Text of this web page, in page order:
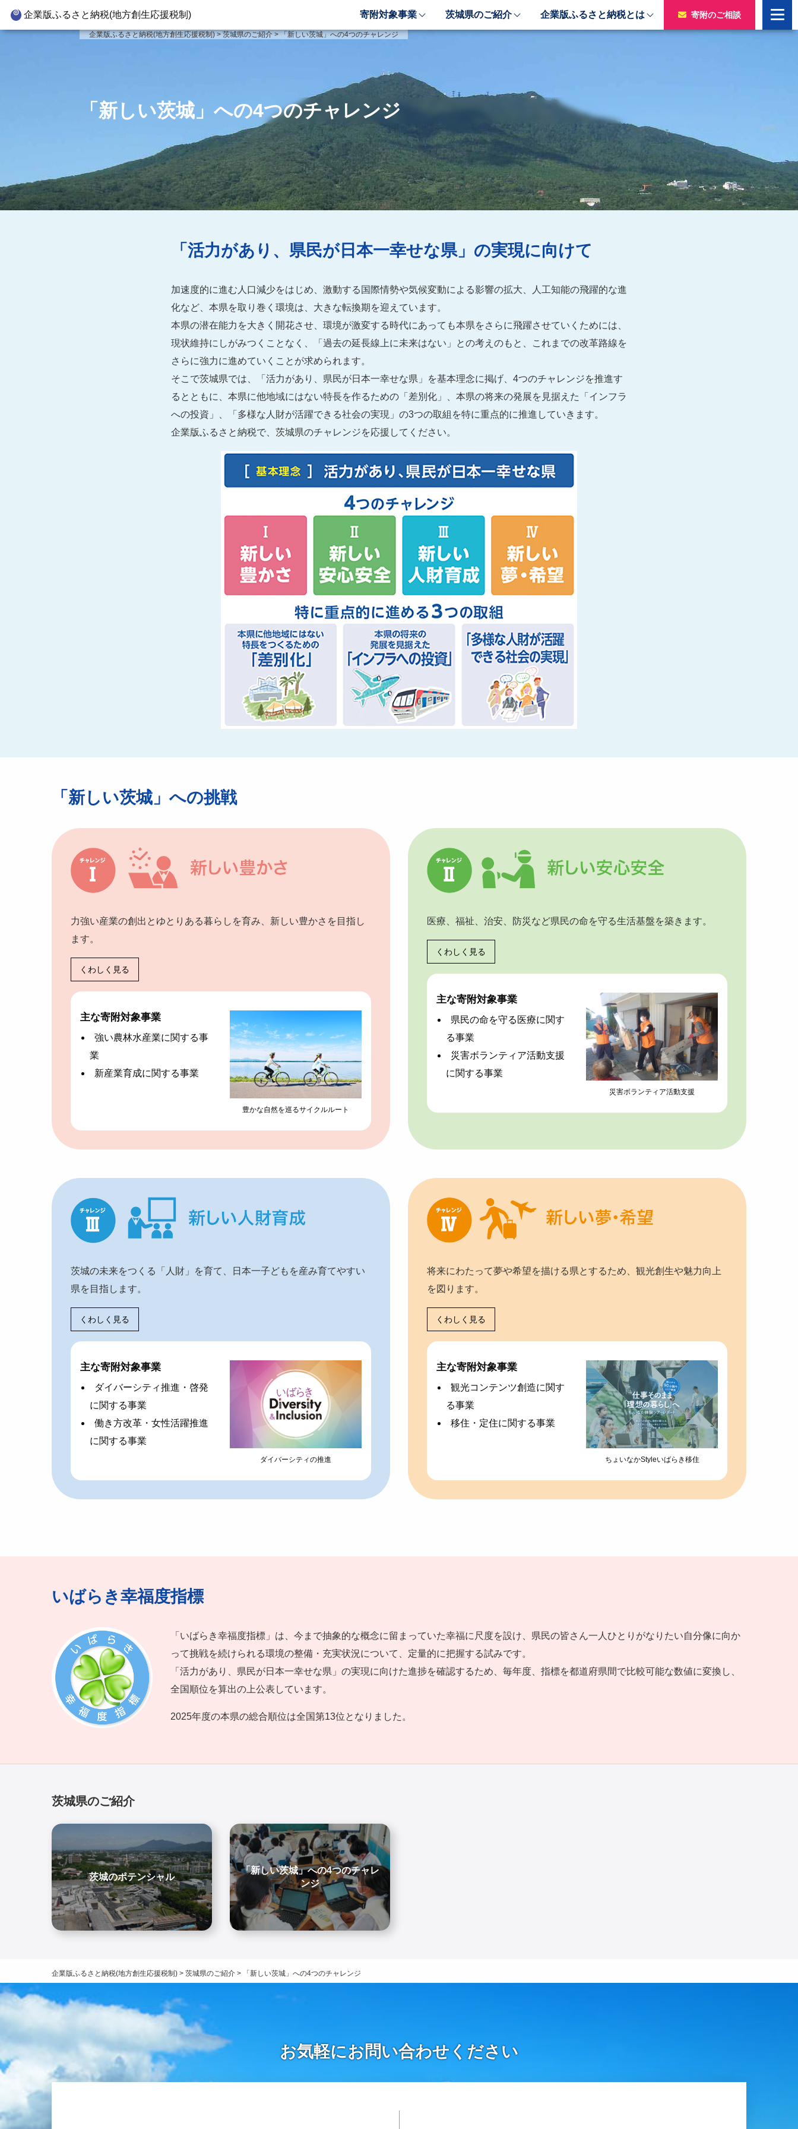
企業版ふるさと納税(地方創生応援税制) 寄附対象事業 茨城県のご紹介 企業版ふるさと納税とは 寄附のご相談
企業版ふるさと納税とは 寄附対象事業のご紹介
新しい安心安全を推進する事業
新しい人財育成を推進する事業
新しい夢・希望を推進する事業
事業検索フォーム
茨城県のご紹介
レンジ
寄附をいただいた企業様
令和3年度寄附企業一覧
令和2年度寄附企業一覧
企業版ふるさと納税(地方創生応援税制)>茨城県のご紹介>「新しい茨城」への4つのチャレンジ
「新しい茨城」への4つのチャレンジ
「活力があり、県民が日本一幸せな県」の実現に向けて
加速度的に進む人口減少をはじめ、激動する国際情勢や気候変動による影響の拡大、人工知能の飛躍的な進
化など、本県を取り巻く環境は、大きな転換期を迎えています。
本県の潜在能力を大きく開花させ、環境が激変する時代にあっても本県をさらに飛躍させていくためには、
現状維持にしがみつくことなく、「過去の延長線上に未来はない」との考えのもと、これまでの改革路線を
さらに強力に進めていくことが求められます。
そこで茨城県では、「活力があり、県民が日本一幸せな県」を基本理念に掲げ、4つのチャレンジを推進す
るとともに、本県に他地域にはない特長を作るための「差別化」、本県の将来の発展を見据えた「インフラ
への投資」、「多様な人財が活躍できる社会の実現」の3つの取組を特に重点的に推進していきます。
企業版ふるさと納税で、茨城県のチャレンジを応援してください。
「新しい茨城」への挑戦
力強い産業の創出とゆとりある暮らしを育み、新しい豊かさを目指し
ます。
くわしく見る
主な寄附対象事業
強い農林⽔産業に関する事
業
新産業育成に関する事業
豊かな自然を巡るサイクルルート
医療、福祉、治安、防災など県民の命を守る生活基盤を築きます。
くわしく見る
主な寄附対象事業
県民の命を守る医療に関す
る事業
災害ボランティア活動支援
に関する事業
災害ボランティア活動支援
茨城の未来をつくる「人財」を育て、日本一子どもを産み育てやすい
県を目指します。
くわしく見る
主な寄附対象事業
ダイバーシティ推進・啓発
に関する事業
働き方改革・女性活躍推進
に関する事業
ダイバーシティの推進
将来にわたって夢や希望を描ける県とするため、観光創⽣や魅⼒向上
を図ります。
くわしく見る
主な寄附対象事業
観光コンテンツ創造に関す
る事業
移住・定住に関する事業
ちょいなかStyleいばらき移住
いばらき幸福度指標
「いばらき幸福度指標」は、今まで抽象的な概念に留まっていた幸福に尺度を設け、県民の皆さん一人ひとりがなりたい自分像に向か
って挑戦を続けられる環境の整備・充実状況について、定量的に把握する試みです。
「活力があり、県民が日本一幸せな県」の実現に向けた進捗を確認するため、毎年度、指標を都道府県間で比較可能な数値に変換し、
全国順位を算出の上公表しています。
2025年度の本県の総合順位は全国第13位となりました。
茨城県のご紹介
茨城のポテンシャル
「新しい茨城」への4つのチャレ
ンジ
企業版ふるさと納税(地方創生応援税制) > 茨城県のご紹介 > 「新しい茨城」への4つのチャレンジ
お気軽にお問い合わせください